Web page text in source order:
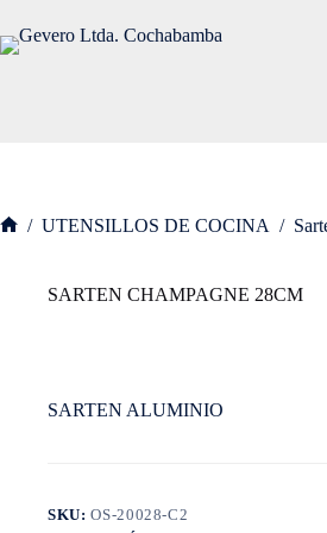
contenido
/ UTENSILLOS DE COCINA /
SARTEN CHAMPAGNE 28CM
SARTEN ALUMINIO
SKU:OS-20028-C2